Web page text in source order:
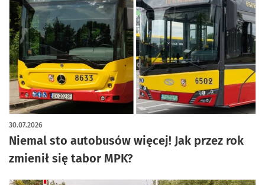
Niemal sto autobusów więcej! Jak przez rok
zmienił się tabor MPK?
30.07.2026
artykuł z galerią zdjęć